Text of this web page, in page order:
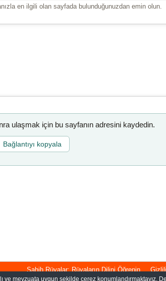
en ilgili olan sayfada bulunduğunuzdan emin olun.
ulaşmak için bu sayfanın adresini kaydedin.
Bağlantıyı kopyala
Sahih Rüyalar: Rüyaların Dilini Öğrenin
ve mevzuata uygun şekilde çerez konumlandırmaktayız.